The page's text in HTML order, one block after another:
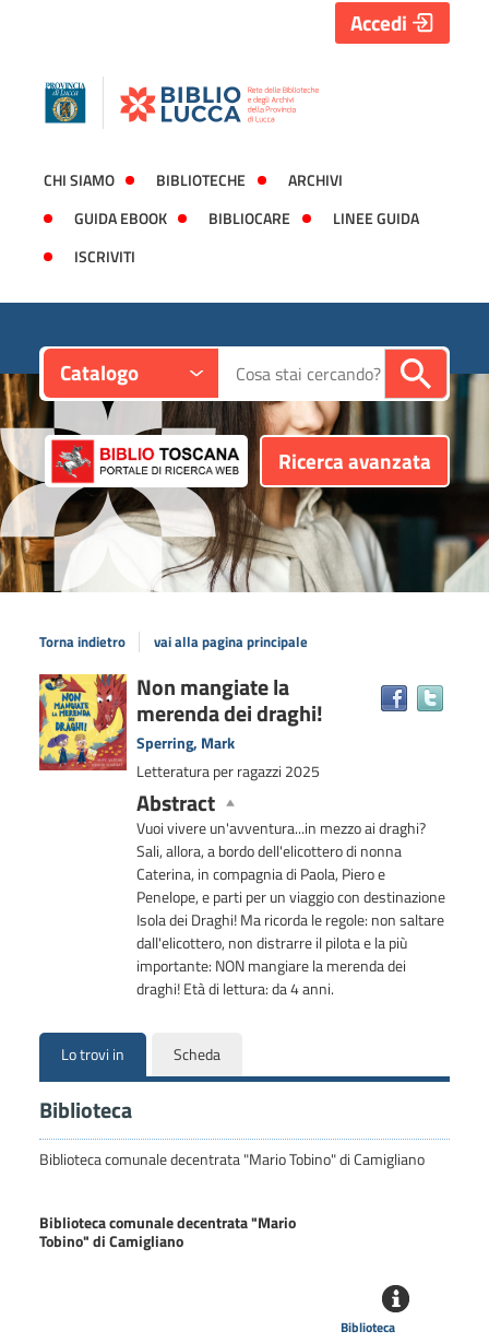
CHI SIAMO BIBLIOTECHE
ARCHIVI
GUIDA EBOOK
BIBLIOCARE
LINEE GUIDA
ISCRIVITI
Accedi
Catalogo Cerca su "Catalogo"
Ricerca avanzata
Torna indietro vai alla pagina principale
Dettaglio
del
documento
Non mangiate la
merenda dei draghi!
Sperring, Mark
Letteratura per ragazzi 2025
Abstract
Vuoi vivere un'avventura...in mezzo ai draghi?
Sali, allora, a bordo dell'elicottero di nonna
Caterina, in compagnia di Paola, Piero e
Penelope, e parti per un viaggio con destinazione
Isola dei Draghi! Ma ricorda le regole: non saltare
dall'elicottero, non distrarre il pilota e la più
importante: NON mangiare la merenda dei
draghi! Età di lettura: da 4 anni.
Lo trovi in Scheda
Biblioteca
Biblioteca comunale decentrata "Mario Tobino" di Camigliano
Biblioteca comunale decentrata "Mario
Tobino" di Camigliano
Biblioteca